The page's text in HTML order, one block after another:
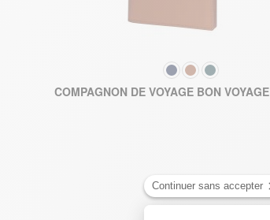
COULEUR
COMPAGNON DE VOYAGE BON VOYAGE